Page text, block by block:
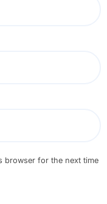
browser for the next time